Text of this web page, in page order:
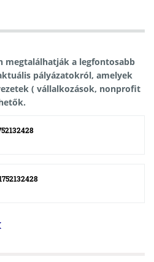
a legfontosabb
pályázatokról, amelyek
( vállalkozások, nonprofit